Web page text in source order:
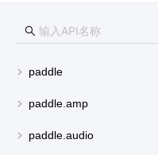
paddle
paddle.amp
paddle.audio